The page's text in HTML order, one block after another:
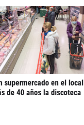
supermercado en el local
de 40 años la discoteca